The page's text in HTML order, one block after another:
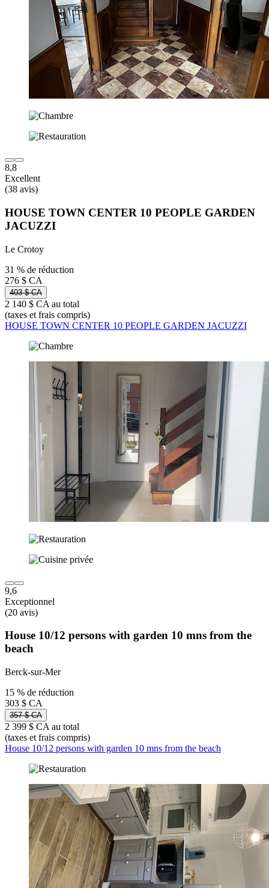
8,8
Excellent
(38 avis)
HOUSE TOWN CENTER 10 PEOPLE GARDEN
JACUZZI
Le Crotoy
31 % de réduction
276 $ CA
403 $ CA
2 140 $ CA au total
(taxes et frais compris)
HOUSE TOWN CENTER 10 PEOPLE GARDEN JACUZZI
9,6
Exceptionnel
(20 avis)
House 10/12 persons with garden 10 mns from the
beach
Berck-sur-Mer
15 % de réduction
303 $ CA
357 $ CA
2 399 $ CA au total
(taxes et frais compris)
House 10/12 persons with garden 10 mns from the beach